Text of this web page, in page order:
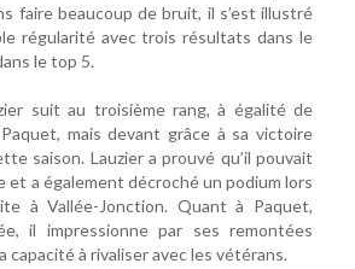
faire beaucoup de bruit, il s’est illustré
régularité avec trois résultats dans le
le top 5.
suit au troisième rang, à égalité de
mais devant grâce à sa victoire
saison. Lauzier a prouvé qu’il pouvait
et a également décroché un podium lors
à Vallée-Jonction. Quant à Paquet,
il impressionne par ses remontées
capacité à rivaliser avec les vétérans.